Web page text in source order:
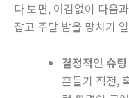
다 보면, 어김없이 다음
잡고 주말 밤을 망치기
결정적인 슈
흔들기 직전,